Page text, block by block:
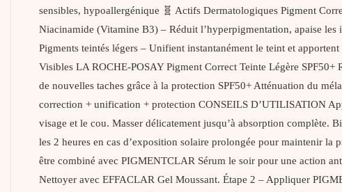
sensibles, hypoallergénique 🧬 Actifs Dermatologiques Pigment
Niacinamide (Vitamine B3) – Réduit l’hyperpigmentation, apaise
Pigments teintés légers – Unifient instantanément le teint et
Visibles LA ROCHE-POSAY Pigment Correct Teinte Légère
de nouvelles taches grâce à la protection SPF50+ Atténuation du
correction + unification + protection CONSEILS D’UTILISATION
visage et le cou. Masser délicatement jusqu’à absorption complète.
les 2 heures en cas d’exposition solaire prolongée pour maintenir
être combiné avec PIGMENTCLAR Sérum le soir pour une action
Nettoyer avec EFFACLAR Gel Moussant. Étape 2 – Appliquer